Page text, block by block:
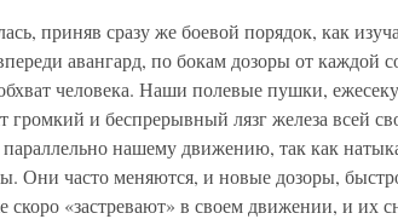
приняв сразу же боевой порядок, как
авангард, по бокам дозоры от каждой
человека. Наши полевые пушки,
громкий и беспрерывный лязг железа всей
нашему движению, так как
Они часто меняются, и новые дозоры,
скоро «застревают» в своем движении, и их